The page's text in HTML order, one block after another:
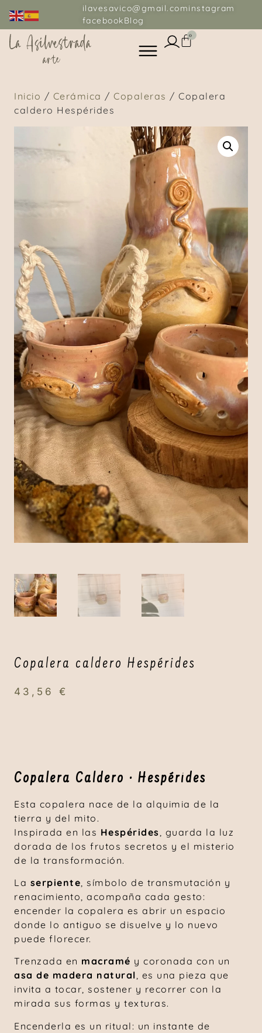
ilavesavico@gmail.cominstagram
facebookBlog
0
Inicio / Cerámica / Copaleras / Copalera
caldero Hespérides
Copalera caldero Hespérides
43,56 €
Copalera Caldero · Hespérides
Esta copalera nace de la alquimia de la
tierra y del mito.
Inspirada en las Hespérides , guarda la luz
dorada de los frutos secretos y el misterio
de la transformación.
La serpiente , símbolo de transmutación y
renacimiento, acompaña cada gesto:
encender la copalera es abrir un espacio
donde lo antiguo se disuelve y lo nuevo
puede florecer.
Trenzada en macramé y coronada con un
asa de madera natural, es una pieza que
invita a tocar, sostener y recorrer con la
mirada sus formas y texturas.
Encenderla es un ritual: un instante de